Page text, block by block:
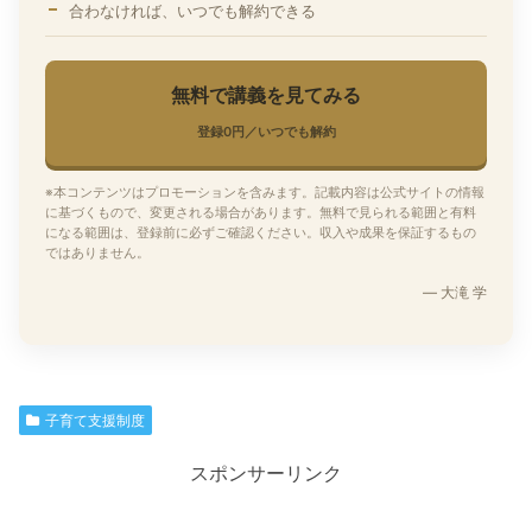
合わなければ、いつでも解約できる
無料で講義を見てみる
登録0円／いつでも解約
※本コンテンツはプロモーションを含みます。記載内容は公式サイトの情報
に基づくもので、変更される場合があります。無料で見られる範囲と有料
になる範囲は、登録前に必ずご確認ください。収入や成果を保証するもの
ではありません。
— 大滝 学
子育て支援制度
スポンサーリンク